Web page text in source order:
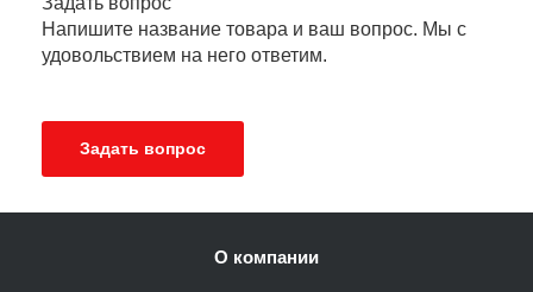
Напишите название товара и ваш вопрос. Мы с
удовольствием на него ответим.
Задать вопрос
О компании